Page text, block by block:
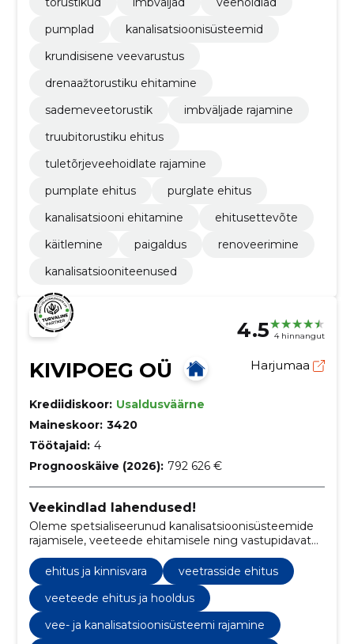
pumplad
kanalisatsioonisüsteemid
krundisisene veevarustus
drenaažtorustiku ehitamine
sademeveetorustik
imbväljade rajamine
truubitorustiku ehitus
tuletõrjeveehoidlate rajamine
pumplate ehitus
purglate ehitus
kanalisatsiooni ehitamine
ehitusettevõte
käitlemine
paigaldus
renoveerimine
kanalisatsiooniteenused
4.5 4 hinnangut
KIVIPOEG OÜ Harjumaa
Krediidiskoor: Usaldusväärne
Maineskoor: 3420
Töötajaid: 4
Prognooskäive (2026): 792 626 €
Veekindlad lahendused!
Oleme spetsialiseerunud kanalisatsioonisüsteemide
rajamisele, veeteede ehitamisele ning vastupidavate
kivi- ja killustikvundamentide loomisele, tagades
kvaliteedi ja täpsuse igas projektis.
ehitus ja kinnisvara
veetrasside ehitus
veeteede ehitus ja hooldus
vee- ja kanalisatsioonisüsteemi rajamine